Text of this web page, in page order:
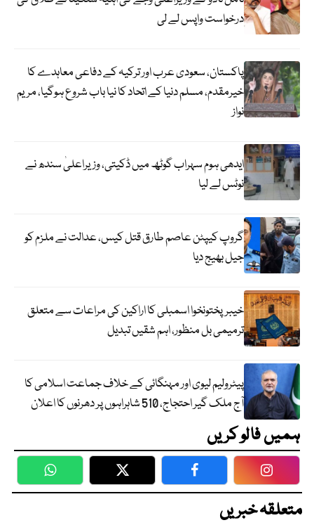
درخواست واپس لے لی
پاکستان، سعودی عرب اور ترکیہ کے دفاعی معاہدے کا
خیرمقدم، مسلم دنیا کے اتحاد کا نیا باب شروع ہوگیا، مریم
نواز
ایدھی ہوم سہراب گوٹھ میں ڈکیتی، وزیراعلیٰ سندھ نے
نوٹس لے لیا
گروپ کیپٹن عاصم طارق قتل کیس، عدالت نے ملزم کو
جیل بھیج دیا
خیبرپختونخوا اسمبلی کا اراکین کی مراعات سے متعلق
ترمیمی بل منظور، اہم شقیں تبدیل
پیٹرولیم لیوی اور مہنگائی کے خلاف جماعت اسلامی کا
آج ملک گیر احتجاج، 510 شاہراہوں پر دھرنوں کا اعلان
ہمیں فالو کریں
WhatsApp Twitter Facebook
متعلقہ خبریں